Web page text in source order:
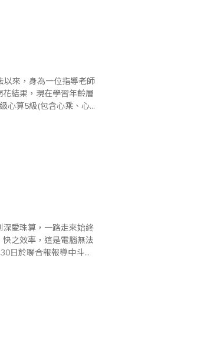
以來，身為一位指導老師
結果，現在學習年齡層
心算5級(包含心乘、心
愛珠算，一路走來始終
之效率，這是電腦無法